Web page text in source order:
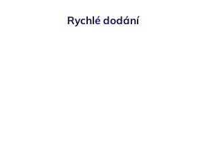
Rychlé dodání